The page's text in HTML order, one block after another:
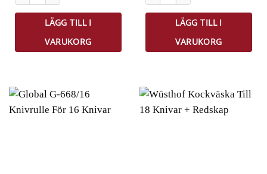
LÄGG TILL I
VARUKORG
LÄGG TILL I
VARUKORG